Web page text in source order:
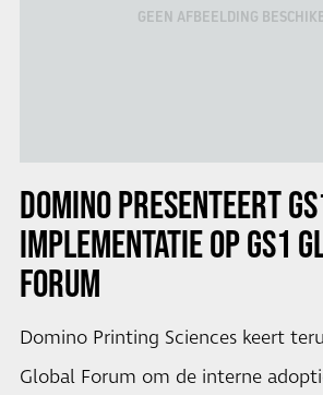
GEEN AFBEELDING
DOMINO PRESENTEERT
IMPLEMENTATIE OP GS1
FORUM
Domino Printing Sciences keert
Global Forum om de interne